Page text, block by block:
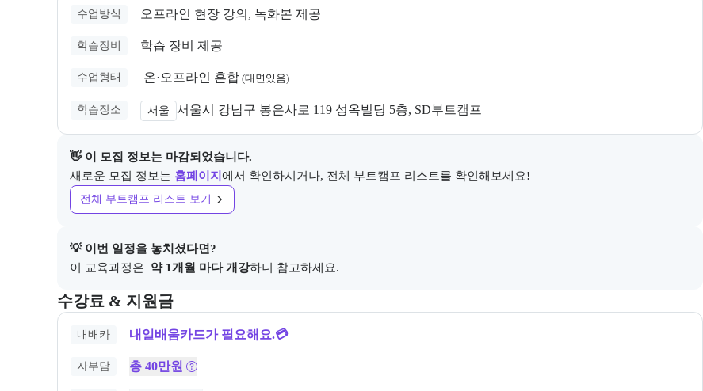
수업방식 오프라인 현장 강의, 녹화본 제공
학습장비 학습 장비 제공
수업형태 온·오프라인 혼합 (대면있음)
학습장소 서울 서울시 강남구 봉은사로 119 성옥빌딩 5층, SD부트캠프
👋 이 모집 정보는 마감되었습니다.
새로운 모집 정보는 홈페이지 에서 확인하시거나, 전체 부트캠프 리스트를 확인해보세요!
전체 부트캠프 리스트 보기
💡 이번 일정을 놓치셨다면?
이 교육과정은
약 1개월 마다 개강하니 참고하세요.
수강료 & 지원금
교육과정의 비용 및 결제 관련 정보를 안내한다. 필요 시 정부지원 과정 안내와 고용24 참고 링크를 함께 제공한다.
내배카 내일배움카드가 필요해요.💳
자부담 총 40만원